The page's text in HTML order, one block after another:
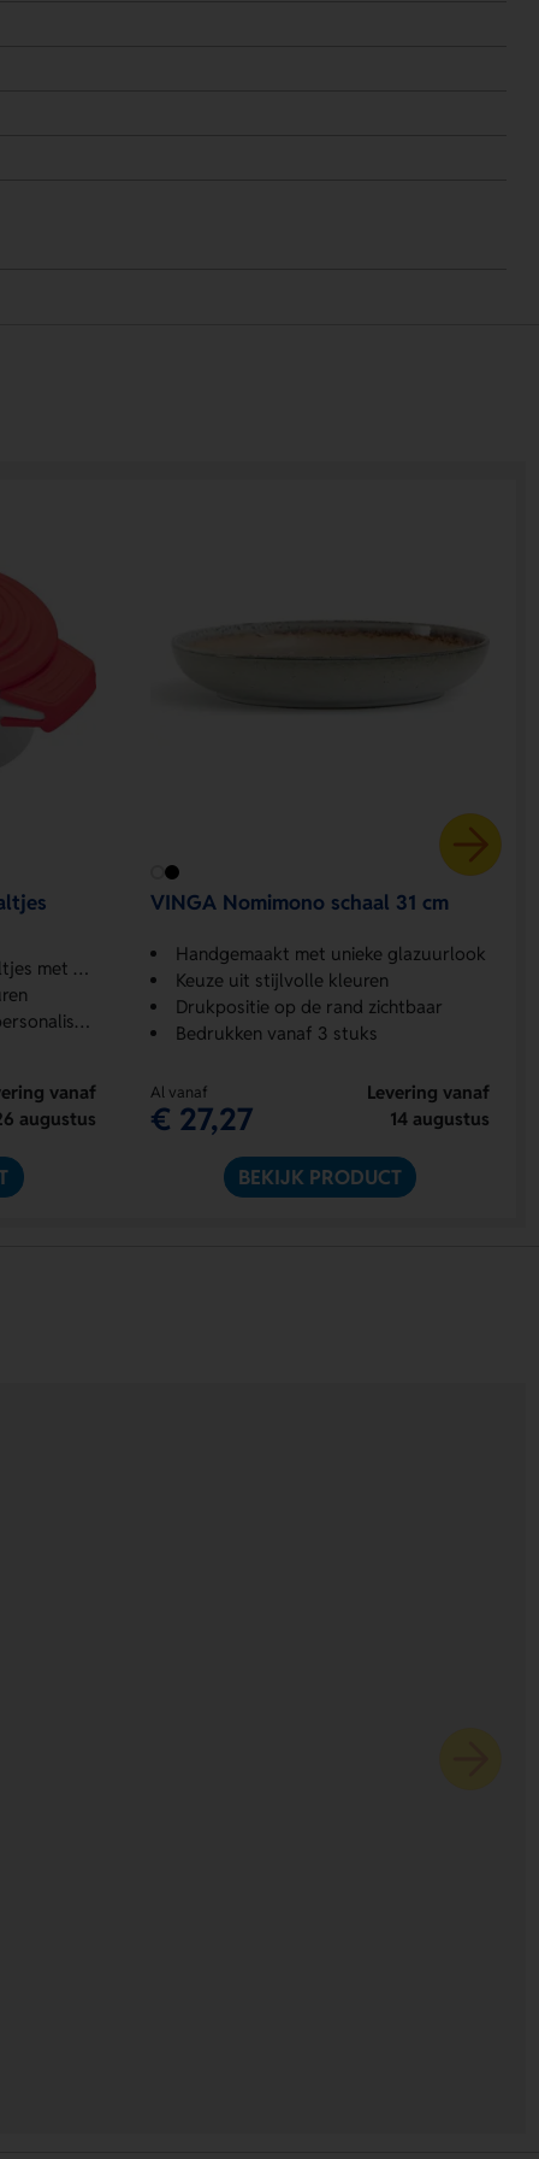
uitstraling
vanaf
augustus
VINGA Nomimono schaal 31 cm
Handgemaakt met unieke glazuurlook
Keuze uit stijlvolle kleuren
Drukpositie op de rand zichtbaar
Bedrukken vanaf 3 stuks
Al vanaf
€ 27,27
Levering vanaf
14 augustus
BEKIJK PRODUCT